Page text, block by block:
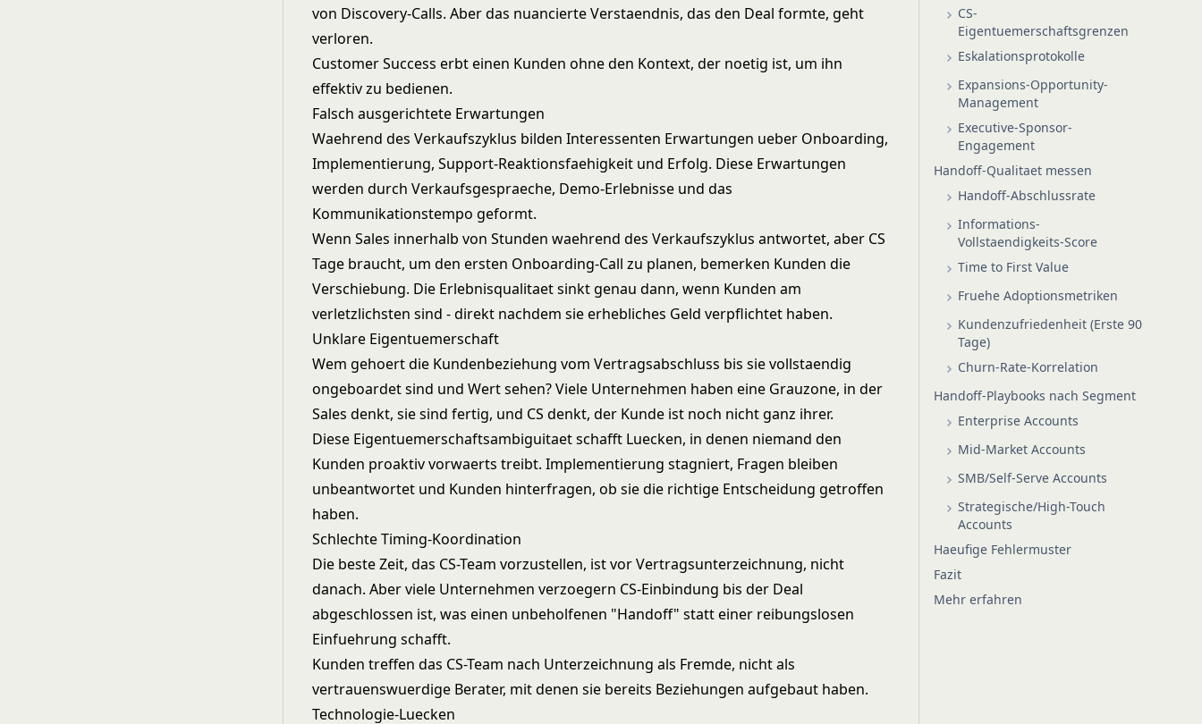
von Discovery-Calls. Aber das nuancierte Verstaendnis, das den Deal formte, geht
verloren.
Customer Success erbt einen Kunden ohne den Kontext, der noetig ist, um ihn
effektiv zu bedienen.
Falsch ausgerichtete Erwartungen
Waehrend des Verkaufszyklus bilden Interessenten Erwartungen ueber Onboarding,
Implementierung, Support-Reaktionsfaehigkeit und Erfolg. Diese Erwartungen
werden durch Verkaufsgespraeche, Demo-Erlebnisse und das
Kommunikationstempo geformt.
Wenn Sales innerhalb von Stunden waehrend des Verkaufszyklus antwortet, aber CS
Tage braucht, um den ersten Onboarding-Call zu planen, bemerken Kunden die
Verschiebung. Die Erlebnisqualitaet sinkt genau dann, wenn Kunden am
verletzlichsten sind - direkt nachdem sie erhebliches Geld verpflichtet haben.
Unklare Eigentuemerschaft
Wem gehoert die Kundenbeziehung vom Vertragsabschluss bis sie vollstaendig
ongeboardet sind und Wert sehen? Viele Unternehmen haben eine Grauzone, in der
Sales denkt, sie sind fertig, und CS denkt, der Kunde ist noch nicht ganz ihrer.
Diese Eigentuemerschaftsambiguitaet schafft Luecken, in denen niemand den
Kunden proaktiv vorwaerts treibt. Implementierung stagniert, Fragen bleiben
unbeantwortet und Kunden hinterfragen, ob sie die richtige Entscheidung getroffen
haben.
Schlechte Timing-Koordination
Die beste Zeit, das CS-Team vorzustellen, ist vor Vertragsunterzeichnung, nicht
danach. Aber viele Unternehmen verzoegern CS-Einbindung bis der Deal
abgeschlossen ist, was einen unbeholfenen "Handoff" statt einer reibungslosen
Einfuehrung schafft.
Kunden treffen das CS-Team nach Unterzeichnung als Fremde, nicht als
vertrauenswuerdige Berater, mit denen sie bereits Beziehungen aufgebaut haben.
Technologie-Luecken
CS-
Eigentuemerschaftsgrenzen
Eskalationsprotokolle
Expansions-Opportunity-
Management
Executive-Sponsor-
Engagement
Handoff-Qualitaet messen
Handoff-Abschlussrate
Informations-
Vollstaendigkeits-Score
Time to First Value
Fruehe Adoptionsmetriken
Kundenzufriedenheit (Erste 90
Tage)
Churn-Rate-Korrelation
Handoff-Playbooks nach Segment
Enterprise Accounts
Mid-Market Accounts
SMB/Self-Serve Accounts
Strategische/High-Touch
Accounts
Haeufige Fehlermuster
Fazit
Mehr erfahren